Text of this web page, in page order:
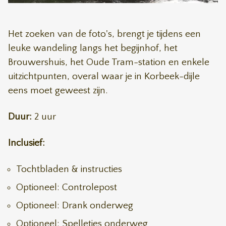
Het zoeken van de foto's, brengt je tijdens een
leuke wandeling langs het begijnhof, het
Brouwershuis, het Oude Tram-station en enkele
uitzichtpunten, overal waar je in Korbeek-dijle
eens moet geweest zijn.
Duur: 2 uur
Inclusief:
Tochtbladen & instructies
Optioneel: Controlepost
Optioneel: Drank onderweg
Optioneel: Spelletjes onderweg